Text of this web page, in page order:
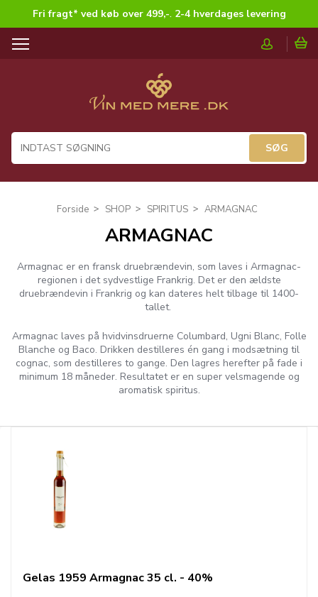
Fri fragt* ved køb over 499,-. 2-4 hverdages levering
T
a
i
o
Forside SHOP SPIRITUS ARMAGNAC
ARMAGNAC
Armagnac er en fransk druebrændevin, som laves i Armagnac-
regionen i det sydvestlige Frankrig. Det er den ældste
druebrændevin i Frankrig og kan dateres helt tilbage til 1400-
tallet.
Armagnac laves på hvidvinsdruerne Columbard, Ugni Blanc, Folle
Blanche og Baco. Drikken destilleres én gang i modsætning til
cognac, som destilleres to gange. Den lagres herefter på fade i
minimum 18 måneder. Resultatet er en super velsmagende og
aromatisk spiritus.
Gelas 1959 Armagnac 35 cl. - 40%